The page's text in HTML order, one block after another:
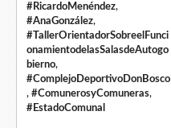
#RicardoMenéndez,
#AnaGonzález,
#TallerOrientadorSobreelFunci
onamientodelasSalasdeAutogo
bierno,
#ComplejoDeportivoDonBosco
, #ComunerosyComuneras,
#EstadoComunal